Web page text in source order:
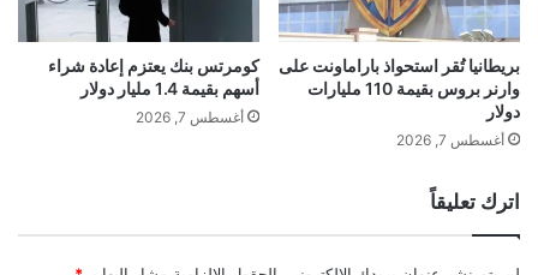
experimental sessions from 17 patients
with recordings from the amygdala,
parahippocampal cortex, entorhinal cortex
and hippocampus. One session from one
patient was excluded due to low
ق
ن
آ
ت
ي
ة
م
ن
ع
م
ا
ق
بريطانيا تُقر استحواذ باراماونت على
وارنر بروس بقيمة 110 مليارات
دولار
أغسطس 7, 2026
كومرتس بنك يعتزم إعادة شراء
أسهم بقيمة 1.4 مليار دولار
أغسطس 7, 2026
اترك تعليقاً